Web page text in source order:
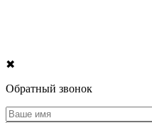
✖
Обратный звонок